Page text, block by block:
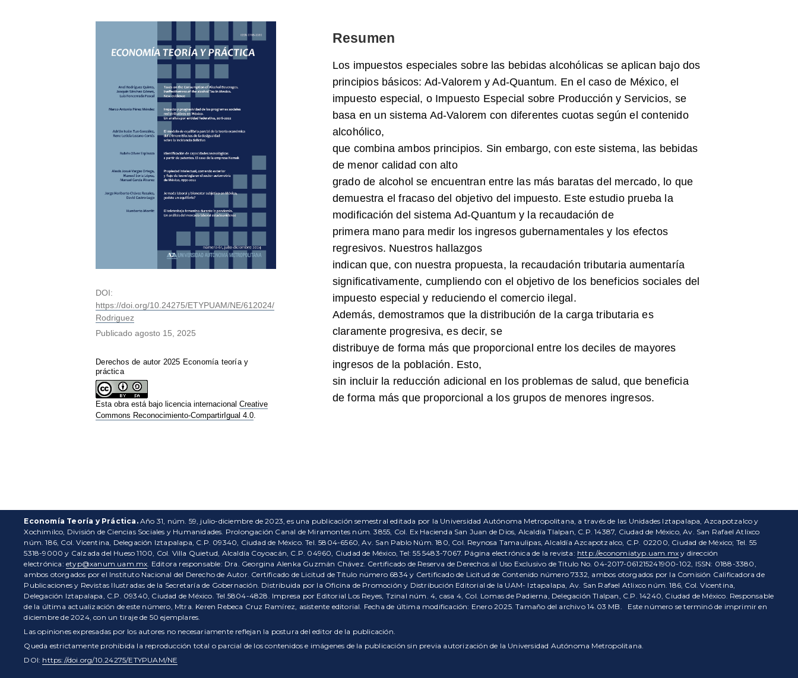
DOI:
https://doi.org/10.24275/ETYPUAM/NE/612024/
Rodriguez
Publicadoagosto 15, 2025
Derechos de autor 2025 Economía teoría y
práctica
Esta obra está bajo licencia internacionalCreative
Commons Reconocimiento-CompartirIgual 4.0.
Resumen
Los impuestos especiales sobre las bebidas alcohólicas se aplican bajo dos
principios básicos: Ad-Valorem y Ad-Quantum. En el caso de México, el
impuesto especial, o Impuesto Especial sobre Producción y Servicios, se
basa en un sistema Ad-Valorem con diferentes cuotas según el contenido
alcohólico,
que combina ambos principios. Sin embargo, con este sistema, las bebidas
de menor calidad con alto
grado de alcohol se encuentran entre las más baratas del mercado, lo que
demuestra el fracaso del objetivo del impuesto. Este estudio prueba la
modificación del sistema Ad-Quantum y la recaudación de
primera mano para medir los ingresos gubernamentales y los efectos
regresivos. Nuestros hallazgos
indican que, con nuestra propuesta, la recaudación tributaria aumentaría
significativamente, cumpliendo con el objetivo de los beneficios sociales del
impuesto especial y reduciendo el comercio ilegal.
Además, demostramos que la distribución de la carga tributaria es
claramente progresiva, es decir, se
distribuye de forma más que proporcional entre los deciles de mayores
ingresos de la población. Esto,
sin incluir la reducción adicional en los problemas de salud, que beneficia
de forma más que proporcional a los grupos de menores ingresos.
Economía Teoría y Práctica.Año 31, núm. 59, julio-diciembre de 2023, es una publicación semestral editada por la Universidad Autónoma Metropolitana, a través de las Unidades Iztapalapa, Azcapotzalco y
Xochimilco, División de Ciencias Sociales y Humanidades. Prolongación Canal de Miramontes núm. 3855, Col. Ex Hacienda San Juan de Dios, Alcaldía Tlalpan, C.P. 14387, Ciudad de México, Av. San Rafael Atlixco
núm. 186, Col. Vicentina, Delegación Iztapalapa, C.P. 09340, Ciudad de México. Tel. 5804-6560, Av. San Pablo Núm. 180, Col. Reynosa Tamaulipas, Alcaldía Azcapotzalco, C.P. 02200, Ciudad de México; Tel. 55
5318-9000 y Calzada del Hueso 1100, Col. Villa Quietud, Alcaldía Coyoacán, C.P. 04960, Ciudad de México, Tel: 55 5483-7067. Página electrónica de la revista: http://economiatyp.uam.mxy dirección
electrónica: etyp@xanum.uam.mx. Editora responsable: Dra. Georgina Alenka Guzmán Chávez. Certificado de Reserva de Derechos al Uso Exclusivo de Título No. 04-2017-061215241900-102, ISSN: 0188-3380,
ambos otorgados por el Instituto Nacional del Derecho de Autor. Certificado de Licitud de Título número 6834 y Certificado de Licitud de Contenido número 7332, ambos otorgados por la Comisión Calificadora de
Publicaciones y Revistas Ilustradas de la Secretaría de Gobernación. Distribuida por la Oficina de Promoción y Distribución Editorial de la UAM- Iztapalapa, Av. San Rafael Atlixco núm. 186, Col. Vicentina,
Delegación Iztapalapa, C.P. 09340, Ciudad de México. Tel.5804-4828. Impresa por Editorial Los Reyes, Tzinal núm. 4, casa 4, Col. Lomas de Padierna, Delegación Tlalpan, C.P. 14240, Ciudad de México. Responsable
de la última actualización de este número, Mtra. Keren Rebeca Cruz Ramírez, asistente editorial. Fecha de última modificación: Enero 2025. Tamaño del archivo 14.03 MB. Este número se terminó de imprimir en
diciembre de 2024, con un tiraje de 50 ejemplares.
Las opiniones expresadas por los autores no necesariamente reflejan la postura del editor de la publicación.
Queda estrictamente prohibida la reproducción total o parcial de los contenidos e imágenes de la publicación sin previa autorización de la Universidad Autónoma Metropolitana.
DOI: https://doi.org/10.24275/ETYPUAM/NE